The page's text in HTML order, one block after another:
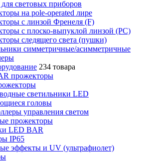
световых приборов
на pole-operated лире
с линзой Френеля (F)
с плоско-выпуклой линзой (PC)
следящего света (пушки)
симметричные/асимметричные
234 товара
прожекторы
светильники LED
головы
управления светом
прожекторы
LED BAR
IP65
эффекты и UV (ультрафиолет)